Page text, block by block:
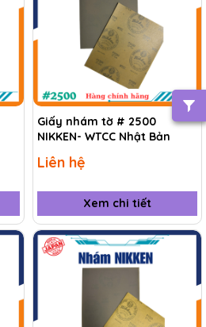
Giấy nhám tờ # 2500
NIKKEN- WTCC Nhật Bản
Liên hệ
Xem chi tiết